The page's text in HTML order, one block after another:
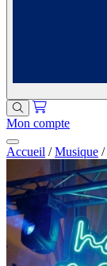
Mon compte
Accueil / Musique /